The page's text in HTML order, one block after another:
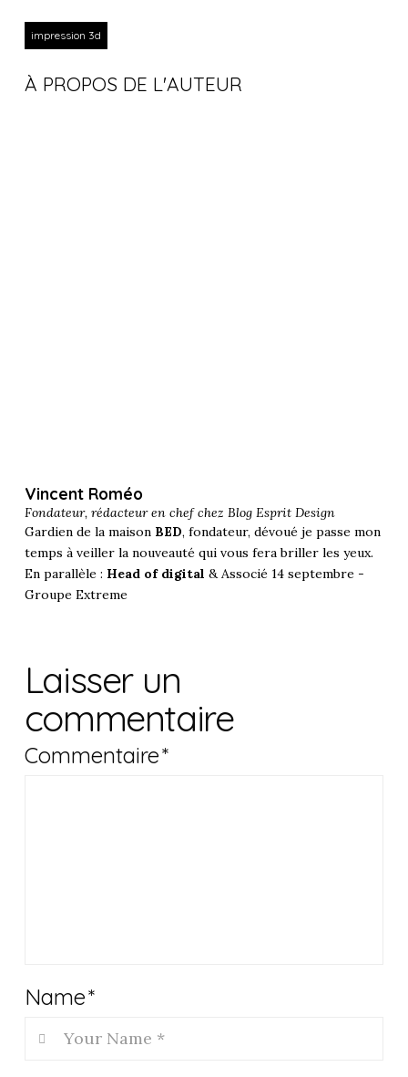
impression 3d
À PROPOS DE L'AUTEUR
Vincent Roméo
Fondateur, rédacteur en chef chez Blog Esprit Design
Gardien de la maison BED, fondateur, dévoué je passe mon
temps à veiller la nouveauté qui vous fera briller les yeux.
En parallèle : Head of digital & Associé 14 septembre -
Groupe Extreme
Laisser un
commentaire
Commentaire*
Name*